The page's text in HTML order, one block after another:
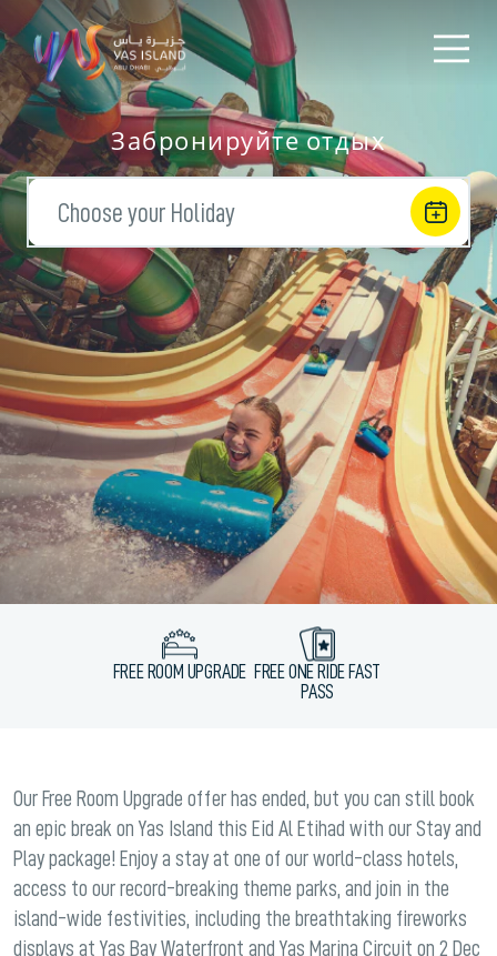
Забронируйте отдых
Choose your Holiday
FREE ROOM UPGRADE FREE ONE RIDE FAST
PASS
Our Free Room Upgrade offer has ended, but you can still book
an epic break on Yas Island this Eid Al Etihad with our Stay and
Play package! Enjoy a stay at one of our world-class hotels,
access to our record-breaking theme parks, and join in the
island-wide festivities, including the breathtaking fireworks
displays at Yas Bay Waterfront and Yas Marina Circuit on 2 Dec